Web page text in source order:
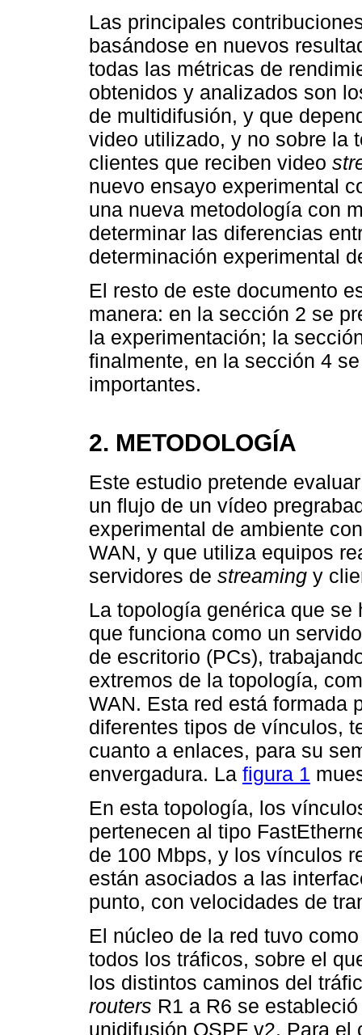
Las principales
basándose en nuevos
todas las métricas de
obtenidos y analizados son
de multidifusión, y que
video utilizado, y no sobre la
clientes que reciben video
nuevo ensayo experimental
una nueva metodología con
determinar las diferencias
determinación experimental
El resto de este documento
manera: en la sección 2 se
la experimentación; la
finalmente, en la sección 4
importantes.
2. METODOLOGÍA
Este estudio pretende
un flujo de un vídeo
experimental de ambiente
WAN, y que utiliza equipos
servidores de streaming y
La topología genérica que
que funciona como un
de escritorio (PCs),
extremos de la topología,
WAN. Esta red está formada
diferentes tipos de vínculos,
cuanto a enlaces, para su
envergadura. La figura 1
En esta topología, los
pertenecen al tipo
de 100 Mbps, y los vínculos
están asociados a las
punto, con velocidades de
El núcleo de la red tuvo
todos los tráficos, sobre el
los distintos caminos del
routers R1 a R6 se
unidifusión OSPF v2. Para